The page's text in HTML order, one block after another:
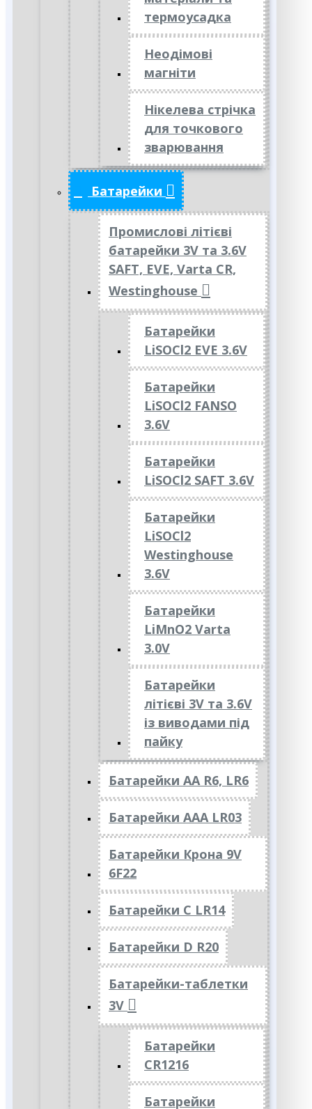
термоусадка
Неодімові
магніти
Нікелева стрічка
для точкового
зварювання
Батарейки
Промислові літієві
батарейки 3V та 3.6V
SAFT, EVE, Varta CR,
Westinghouse
Батарейки
LiSOCl2 EVE 3.6V
Батарейки
LiSOCl2 FANSO
3.6V
Батарейки
LiSOCl2 SAFT 3.6V
Батарейки
LiSOCl2
Westinghouse
3.6V
Батарейки
LiMnO2 Varta
3.0V
Батарейки
літієві 3V та 3.6V
із виводами під
пайку
Батарейки АА R6, LR6
Батарейки АAА LR03
Батарейки Крона 9V
6F22
Батарейки C LR14
Батарейки D R20
Батарейки-таблетки
3V
Батарейки
CR1216
Батарейки